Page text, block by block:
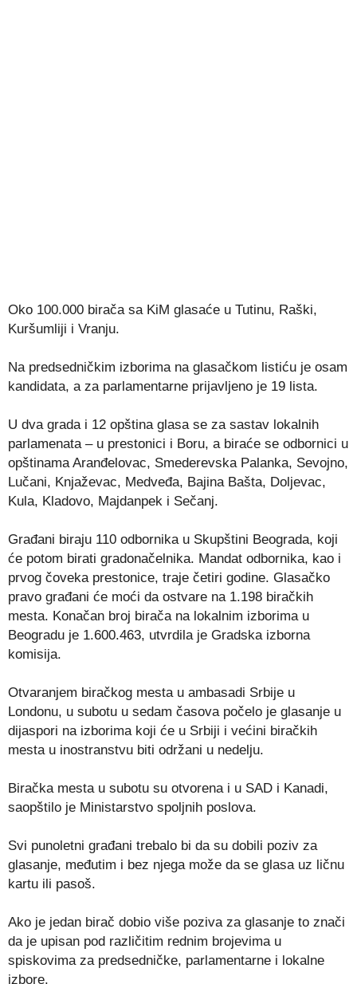
Oko 100.000 birača sa KiM glasaće u Tutinu, Raški,
Kuršumliji i Vranju.
Na predsedničkim izborima na glasačkom listiću je osam
kandidata, a za parlamentarne prijavljeno je 19 lista.
U dva grada i 12 opština glasa se za sastav lokalnih
parlamenata – u prestonici i Boru, a biraće se odbornici u
opštinama Aranđelovac, Smederevska Palanka, Sevojno,
Lučani, Knjaževac, Medveđa, Bajina Bašta, Doljevac,
Kula, Kladovo, Majdanpek i Sečanj.
Građani biraju 110 odbornika u Skupštini Beograda, koji
će potom birati gradonačelnika. Mandat odbornika, kao i
prvog čoveka prestonice, traje četiri godine. Glasačko
pravo građani će moći da ostvare na 1.198 biračkih
mesta. Konačan broj birača na lokalnim izborima u
Beogradu je 1.600.463, utvrdila je Gradska izborna
komisija.
Otvaranjem biračkog mesta u ambasadi Srbije u
Londonu, u subotu u sedam časova počelo je glasanje u
dijaspori na izborima koji će u Srbiji i većini biračkih
mesta u inostranstvu biti održani u nedelju.
Biračka mesta u subotu su otvorena i u SAD i Kanadi,
saopštilo je Ministarstvo spoljnih poslova.
Svi punoletni građani trebalo bi da su dobili poziv za
glasanje, međutim i bez njega može da se glasa uz ličnu
kartu ili pasoš.
Ako je jedan birač dobio više poziva za glasanje to znači
da je upisan pod različitim rednim brojevima u
spiskovima za predsedničke, parlamentarne i lokalne
izbore.